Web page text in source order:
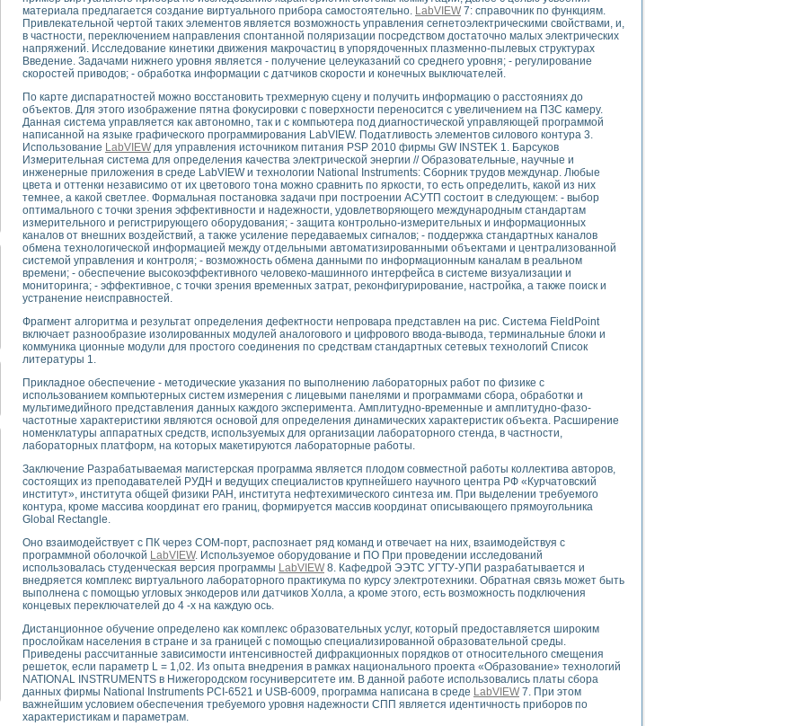
тяговых электродвигателей электровоза на базе устройств National Instruments
инструментов
элементной базы машин
module для моделирования электромагнитных процессов с целью отладки систем управления электрооборудованием на электроподвижном составе
скорости подвижного состава для тренажера машиниста состава
исследований в гиперзвуковых аэродинамических трубах
Nl SCXI для ультразвуковых контрольно-измерительных систем
сварных швов металлоконструкций
зрения в составе системы управления движением экраноплана
системы для лабораторных испытаний материалов методом акустической эмиссии
комплекс аппаратуры для определения тепловых и электрических характеристик и параметров силовых полупроводниковых приборов
процессов ДВС в динамических режимах
систем передачи данных
для исследования АЧХ и ФЧХ активных фильтров
для исследования параметров двухполюсников резонансным методом
операционных усилителей с применением аппаратно-программных средств NATIONAL INSTRUMENTS
на основе цифровой обработки выборок мгновенных значений
выравнивания электрических каналов
компенсации эхо-сигналов
математического моделирования сверхширокополосного стробоскопического осциллографа и исследования методов расширения его полосы
измерителя ВАХ фотоэлементов на базе виртуальных средств измерений
генератора сигналов - имитатора джиттера и измерителя параметров джиттера
исследование линейных антенн и антенных решеток в учебной лаборатории средствами LabVIEW
модуля с высоким разрешением для создания SPICE- модели импульсного сигнала
радиолокационного сигнала и его FFT анализ в программной среде Lab VIEW 7.1
уравнений состояния для исследования переходных процессов в среде LabVIEW
для устройства сбора данных NI USB-6009
стенда для измерения относительного остаточного электросопротивления (RRR) сверхпроводников
построения картины возбуждения комбинационных колебаний в пространстве Ван Дер Поля
показателей качества электрической энергии
управления источником питания PSP 2010 фирмы GW INSTEK
амперных характеристик солнечных модулей на базе USB-6008
нано-, фемто-, биотехнологии и мехатроника
по измерению временных характеристик реверсивных сред
комплекс на базе LabVIEW для исследования наноструктур
и оптимизации тепловой обработки биопродуктов с применением современных информационных технологий и программных средств
функциональных возможностей алгоритма полигармонической экстраполяции
экономичного виртуального полярографа на основе платы USB 6008 в среде LabVIEW
макрочастиц в упорядоченных плазменно-пылевых структурах
диагностики крови
дисперсных продуктов при обработке возмущениями давления
материала предлагается создание виртуального прибора самостоятельно. LabVIEW 7: справочник по функциям.
Привлекательной чертой таких элементов является возможность управления сегнетоэлектрическими свойствами, и,
в частности, переключением направления спонтанной поляризации посредством достаточно малых электрических
напряжений. Исследование кинетики движения макрочастиц в упорядоченных плазменно-пылевых структурах
Введение. Задачами нижнего уровня является - получение целеуказаний со среднего уровня; - регулирование
скоростей приводов; - обработка информации с датчиков скорости и конечных выключателей.
По карте диспаратностей можно восстановить трехмерную сцену и получить информацию о расстояниях до
объектов. Для этого изображение пятна фокусировки с поверхности переносится с увеличением на ПЗС камеру.
Данная система управляется как автономно, так и с компьютера под диагностической управляющей программой
написанной на языке графического программирования LabVIEW. Податливость элементов силового контура 3.
Использование LabVIEW для управления источником питания PSP 2010 фирмы GW INSTEK 1. Барсуков
Измерительная система для определения качества электрической энергии // Образовательные, научные и
инженерные приложения в среде LabVIEW и технологии National Instruments: Сборник трудов междунар. Любые
цвета и оттенки независимо от их цветового тона можно сравнить по яркости, то есть определить, какой из них
темнее, а какой светлее. Формальная постановка задачи при построении АСУТП состоит в следующем: - выбор
оптимального с точки зрения эффективности и надежности, удовлетворяющего международным стандартам
измерительного и регистрирующего оборудования; - защита контрольно-измерительных и информационных
каналов от внешних воздействий, а также усиление передаваемых сигналов; - поддержка стандартных каналов
обмена технологической информацией между отдельными автоматизированными объектами и централизованной
системой управления и контроля; - возможность обмена данными по информационным каналам в реальном
времени; - обеспечение высокоэффективного человеко-машинного интерфейса в системе визуализации и
мониторинга; - эффективное, с точки зрения временных затрат, реконфигурирование, настройка, а также поиск и
устранение неисправностей.
Фрагмент алгоритма и результат определения дефектности непровара представлен на рис. Система FieldPoint
включает разнообразие изолированных модулей аналогового и цифрового ввода-вывода, терминальные блоки и
коммуника ционные модули для простого соединения по средствам стандартных сетевых технологий Список
литературы 1.
Прикладное обеспечение - методические указания по выполнению лабораторных работ по физике с
использованием компьютерных систем измерения с лицевыми панелями и программами сбора, обработки и
мультимедийного представления данных каждого эксперимента. Амплитудно-временные и амплитудно-фазо-
частотные характеристики являются основой для определения динамических характеристик объекта. Расширение
номенклатуры аппаратных средств, используемых для организации лабораторного стенда, в частности,
лабораторных платформ, на которых макетируются лабораторные работы.
Заключение Разрабатываемая магистерская программа является плодом совместной работы коллектива авторов,
состоящих из преподавателей РУДН и ведущих специалистов крупнейшего научного центра РФ «Курчатовский
институт», института общей физики РАН, института нефтехимического синтеза им. При выделении требуемого
контура, кроме массива координат его границ, формируется массив координат описывающего прямоугольника
Global Rectangle.
Оно взаимодействует с ПК через СОМ-порт, распознает ряд команд и отвечает на них, взаимодействуя с
программной оболочкой LabVIEW. Используемое оборудование и ПО При проведении исследований
использовалась студенческая версия программы LabVIEW 8. Кафедрой ЭЭТС УГТУ-УПИ разрабатывается и
внедряется комплекс виртуального лабораторного практикума по курсу электротехники. Обратная связь может быть
выполнена с помощью угловых энкодеров или датчиков Холла, а кроме этого, есть возможность подключения
концевых переключателей до 4 -х на каждую ось.
Дистанционное обучение определено как комплекс образовательных услуг, который предоставляется широким
прослойкам населения в стране и за границей с помощью специализированной образовательной среды.
Приведены рассчитанные зависимости интенсивностей дифракционных порядков от относительного смещения
решеток, если параметр L = 1,02. Из опыта внедрения в рамках национального проекта «Образование» технологий
NATIONAL INSTRUMENTS в Нижегородском госуниверситете им. В данной работе использовались платы сбора
данных фирмы National Instruments PCI-6521 и USB-6009, программа написана в среде LabVIEW 7. При этом
важнейшим условием обеспечения требуемого уровня надежности СПП является идентичность приборов по
характеристикам и параметрам.